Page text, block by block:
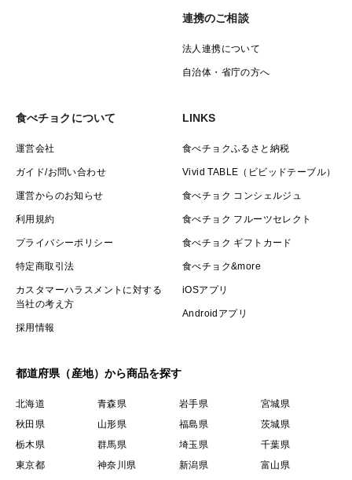
連携のご相談
法人連携について
自治体・省庁の方へ
食べチョクについて
運営会社
ガイド/お問い合わせ
運営からのお知らせ
利用規約
プライバシーポリシー
特定商取引法
カスタマーハラスメントに対する
当社の考え方
採用情報
LINKS
食べチョクふるさと納税
Vivid TABLE（ビビッドテーブル）
食べチョク コンシェルジュ
食べチョク フルーツセレクト
食べチョク ギフトカード
食べチョク&more
iOSアプリ
Androidアプリ
都道府県（産地）から商品を探す
北海道 青森県 岩手県
宮城県
秋田県
山形県 福島県
茨城県
栃木県
群馬県 埼玉県
千葉県
東京都
神奈川県 新潟県
富山県